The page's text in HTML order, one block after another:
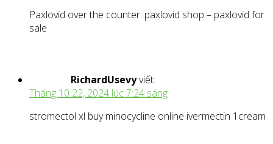
Paxlovid over the counter: paxlovid shop – paxlovid for
sale
RichardUsevyviết:
Tháng 10 22, 2024 lúc 7:24 sáng
stromectol xl buy minocycline online ivermectin 1cream